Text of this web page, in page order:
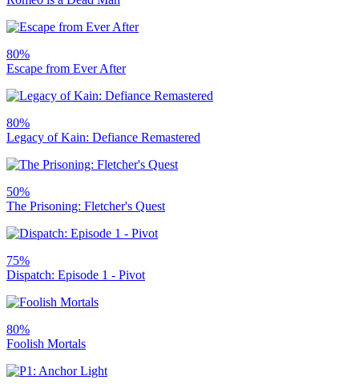
80%
Escape from Ever After
80%
Legacy of Kain: Defiance Remastered
50%
The Prisoning: Fletcher's Quest
75%
Dispatch: Episode 1 - Pivot
80%
Foolish Mortals